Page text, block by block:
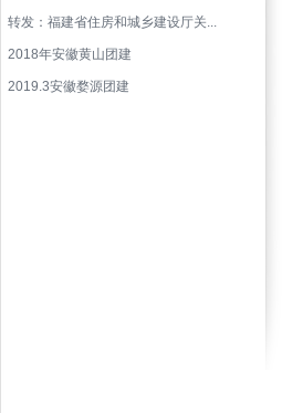
转发：福建省住房和城乡建设厅关...
2018年安徽黄山团建
2019.3安徽婺源团建